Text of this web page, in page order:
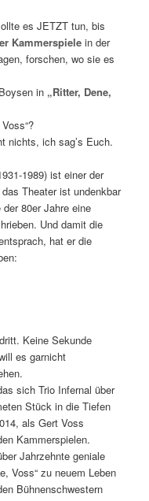
es JETZT tun, bis
Kammerspiele in der
forschen, wo sie es
in „Ritter, Dene,
nichts, ich sag’s Euch.
1989) ist einer der
Theater ist undenkbar
80er Jahre eine
Und damit die
hat er die
Keine Sekunde
es garnicht
sich Trio Infernal über
Stück in die Tiefen
als Gert Voss
Kammerspielen.
Jahrzehnte geniale
Voss“ zu neuem Leben
Bühnenschwestern